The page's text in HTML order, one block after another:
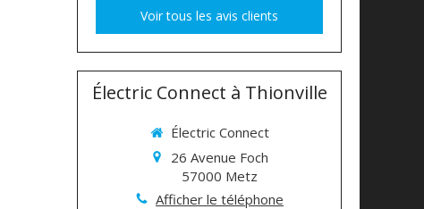
Voir tous les avis clients
Électric Connect à Thionville
Électric Connect
26 Avenue Foch
57000 Metz
Afficher le téléphone